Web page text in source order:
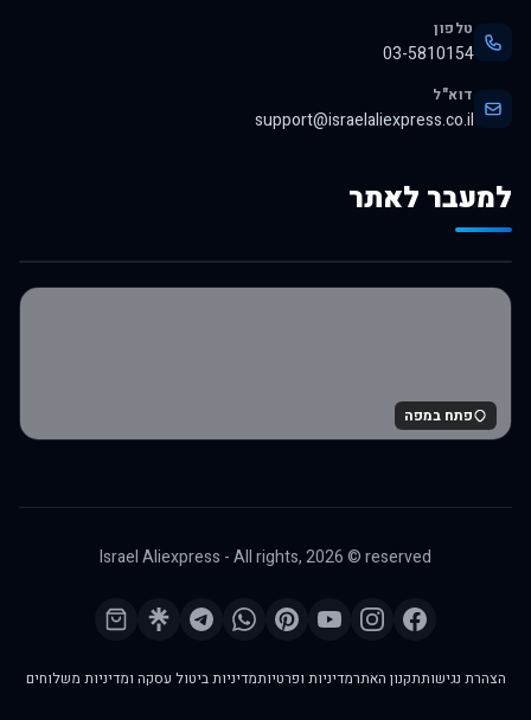
טלפון
03-5810154
דוא"ל
support@israelaliexpress.co.il
למעבר לאתר
לרכישה באלי אקספרס
פתח במפה
Israel Aliexpress - All rights,2026© reserved
הצהרת נגישותתקנון האתרמדיניות ופרטיותמדיניות ביטול עסקה ומדיניות משלוחים